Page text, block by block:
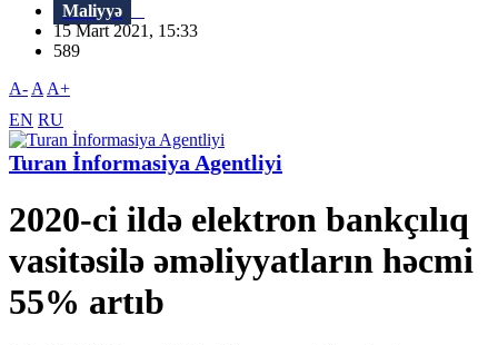
Maliyyə
15 Mart 2021, 15:33
589
A- A A+
EN RU
Turan İnformasiya Agentliyi
2020-ci ildə elektron bankçılıq
vasitəsilə əməliyyatların həcmi
55% artıb